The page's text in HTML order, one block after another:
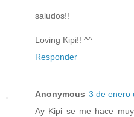
saludos!!
Loving Kipi!! ^^
Responder
Anonymous 3 de enero
Ay Kipi se me hace